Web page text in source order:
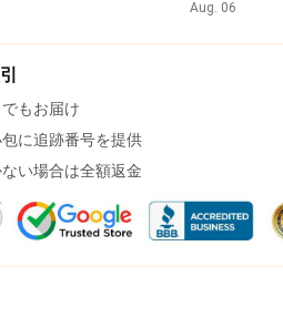
Aug. 06
もお届け
に追跡番号を提供
い場合は全額返金